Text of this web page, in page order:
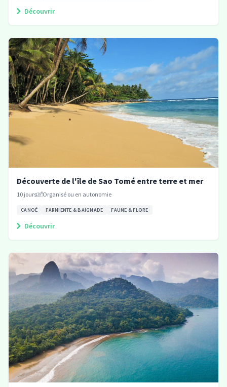
Découvrir
Découverte de l'île de Sao Tomé entre terre et mer
10 jours Organisé ou en autonomie
CANOÉ FARNIENTE & BAIGNADE FAUNE & FLORE
Découvrir